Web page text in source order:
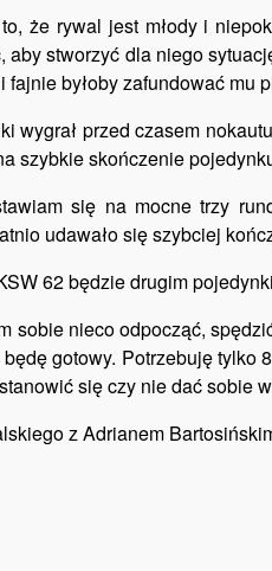
że rywal jest młody i
stworzyć dla niego
byłoby zafundować mu
wygrał przed czasem
szybkie skończenie
się na mocne trzy
udawało się szybciej
62 będzie drugim
sobie nieco odpocząć,
gotowy. Potrzebuję tylko
się czy nie dać sobie
z Adrianem